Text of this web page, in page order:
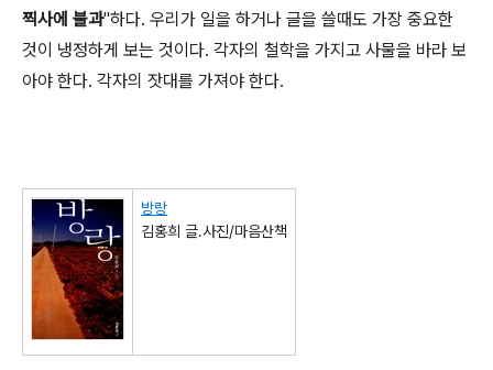
찍사에 불과"하다. 우리가 일을 하거나 글을 쓸때도 가장 중요한
것이 냉정하게 보는 것이다. 각자의 철학을 가지고 사물을 바라 보
아야 한다. 각자의 잣대를 가져야 한다.
방랑
김홍희 글.사진/마음산책